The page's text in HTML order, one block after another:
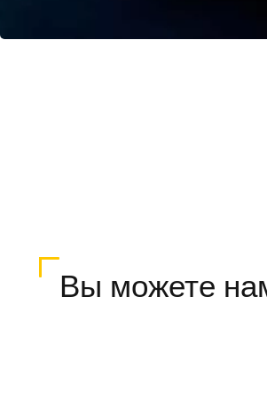
Вы можете